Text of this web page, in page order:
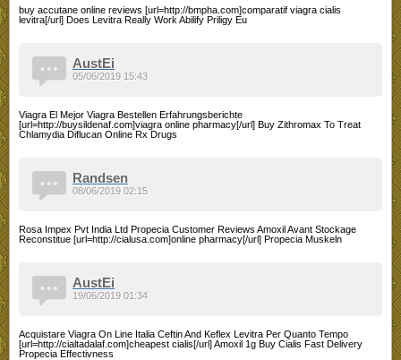
buy accutane online reviews [url=http://bmpha.com]comparatif viagra cialis
levitra[/url] Does Levitra Really Work Abilify Priligy Eu
AustEi
Viagra El Mejor Viagra Bestellen Erfahrungsberichte
[url=http://buysildenaf.com]viagra online pharmacy[/url] Buy Zithromax To Treat
Chlamydia Diflucan Online Rx Drugs
05/06/2019 15:43
Randsen
Rosa Impex Pvt India Ltd Propecia Customer Reviews Amoxil Avant Stockage
Reconstitue [url=http://cialusa.com]online pharmacy[/url] Propecia Muskeln
08/06/2019 02:15
AustEi
Acquistare Viagra On Line Italia Ceftin And Keflex Levitra Per Quanto Tempo
[url=http://cialtadalaf.com]cheapest cialis[/url] Amoxil 1g Buy Cialis Fast Delivery
Propecia Effectivness
19/06/2019 01:34